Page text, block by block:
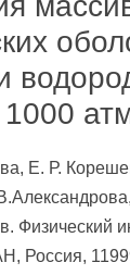
Е. Р.
Физический
Россия,